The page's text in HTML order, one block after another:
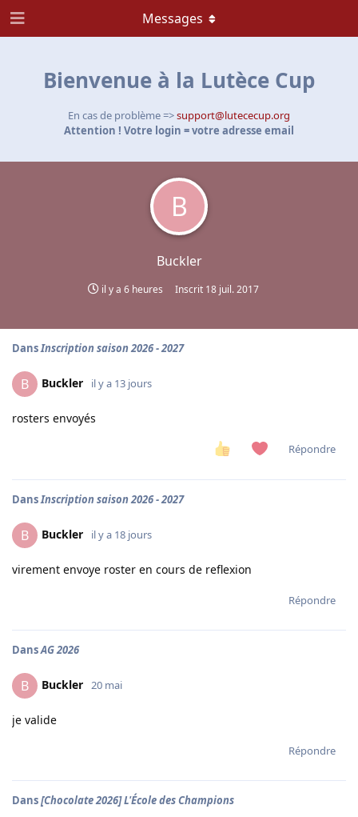
Bienvenue à la Lutèce Cup
En cas de problème =>support@lutececup.org
Attention ! Votre login = votre adresse email
B
Buckler
il y a 6 heures Inscrit 18 juil. 2017
Messages
DansInscription saison 2026 - 2027
B Buckler il y a 13 jours
rosters envoyés
Répondre
DansInscription saison 2026 - 2027
B Buckler il y a 18 jours
virement envoye roster en cours de reflexion
Répondre
DansAG 2026
B Buckler 20 mai
je valide
Répondre
Dans[Chocolate 2026] L'École des Champions